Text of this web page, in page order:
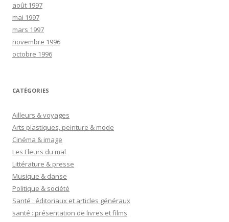
août 1997
mai 1997
mars 1997
novembre 1996
octobre 1996
CATÉGORIES
Ailleurs & voyages
Arts plastiques, peinture & mode
Cinéma & image
Les Fleurs du mal
Littérature & presse
Musique & danse
Politique & société
Santé : éditoriaux et articles généraux
santé : présentation de livres et films